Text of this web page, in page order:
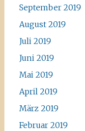
September 2019
August 2019
Juli 2019
Juni 2019
Mai 2019
April 2019
März 2019
Februar 2019